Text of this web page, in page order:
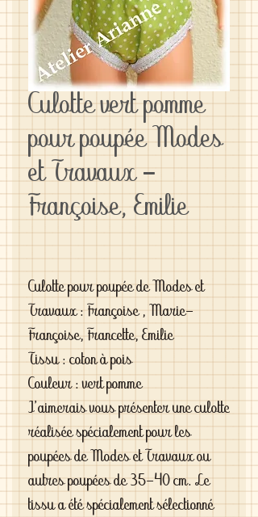
Culotte vert pomme
pour poupée Modes
et Travaux -
Françoise, Emilie
Culotte pour poupée de Modes et
Travaux : Françoise , Marie-
Françoise, Francette, Emilie
Tissu : coton à pois
Couleur : vert pomme
J'aimerais vous présenter une culotte
réalisée spécialement pour les
poupées de Modes et Travaux ou
autres poupées de 35-40 cm. Le
tissu a été spécialement sélectionné